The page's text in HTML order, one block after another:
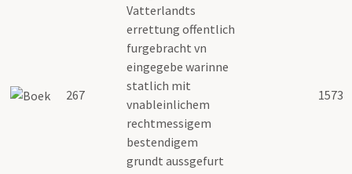
267
Vatterlandts
errettung offentlich
furgebracht vn
eingegebe warinne
statlich mit
vnableinlichem
rechtmessigem
bestendigem
grundt aussgefurt
1573